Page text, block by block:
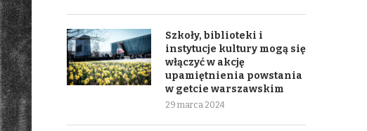
Szkoły, biblioteki i
instytucje kultury mogą się
włączyć w akcję
upamiętnienia powstania
w getcie warszawskim
29 marca 2024